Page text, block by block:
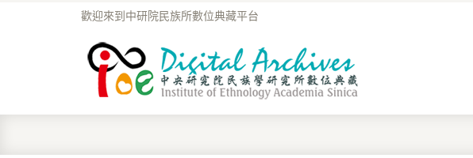
歡迎來到中研院民族所數位典藏平台